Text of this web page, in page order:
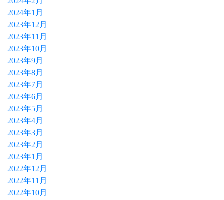
2024年1月
2023年12月
2023年11月
2023年10月
2023年9月
2023年8月
2023年7月
2023年6月
2023年5月
2023年4月
2023年3月
2023年2月
2023年1月
2022年12月
2022年11月
2022年10月